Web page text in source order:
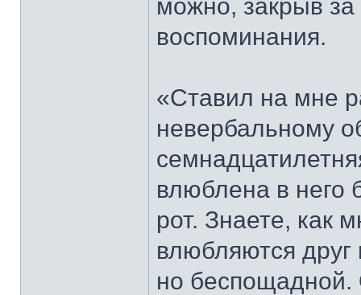
можно, закрыв за
воспоминания.
«Ставил на мне
невербальному
влюблена в него
рот. Знаете, как
влюбляются друг
но